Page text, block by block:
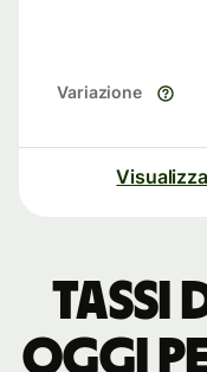
Variazione
Tassi
oggi